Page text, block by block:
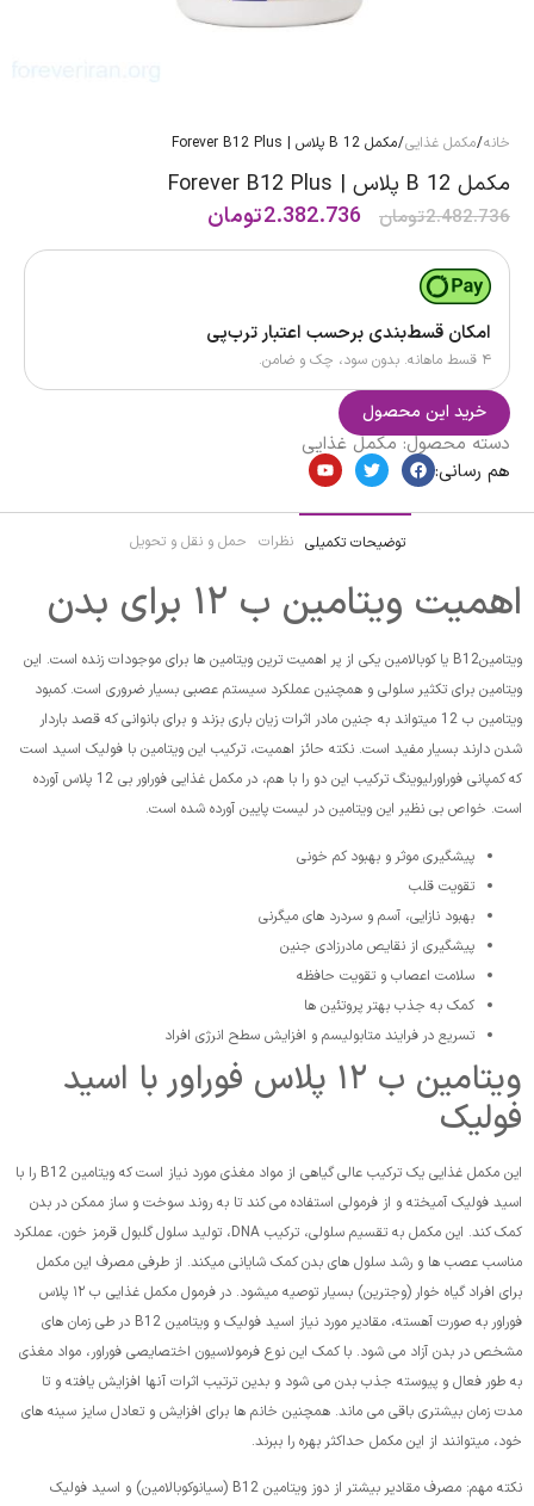
خانه/مکمل غذایی/ مکمل B 12 پلاس | Forever B12 Plus
مکمل B 12 پلاس | Forever B12 Plus
2.482.736تومان 2.382.736تومان
امکان قسط‌بندی برحسب اعتبار ترب‌پی
۴ قسط ماهانه. بدون سود، چک و ضامن.
خرید این محصول
دسته محصول:مکمل غذایی
هم رسانی:
توضیحات تکمیلی نظرات حمل و نقل و تحویل
اهمیت ویتامین ب ۱۲ برای بدن
ویتامینB12 یا کوبالامین یکی از پر اهمیت ترین ویتامین ها برای موجودات زنده است. این
ویتامین برای تکثیر سلولی و همچنین عملکرد سیستم عصبی بسیار ضروری است. کمبود
ویتامین ب 12 میتواند به جنین مادر اثرات زیان باری بزند و برای بانوانی که قصد باردار
شدن دارند بسیار مفید است. نکته حائز اهمیت، ترکیب این ویتامین با فولیک اسید است
که کمپانی فوراورلیوینگ ترکیب این دو را با هم، در مکمل غذایی فوراور بی 12 پلاس آورده
است. خواص بی نظیر این ویتامین در لیست پایین آورده شده است.
پیشگیری موثر و بهبود کم خونی
تقویت قلب
بهبود نازایی، آسم و سردرد های میگرنی
پیشگیری از نقایص مادرزادی جنین
سلامت اعصاب و تقویت حافظه
کمک به جذب بهتر پروتئین ها
تسریع در فرایند متابولیسم و افزایش سطح انرژی افراد
ویتامین ب ۱۲ پلاس فوراور با اسید
فولیک
این مکمل غذایی یک ترکیب عالی گیاهی از مواد مغذی مورد نیاز است که ویتامین B12 را با
اسید فولیک آمیخته و از فرمولی استفاده می کند تا به روند سوخت و ساز ممکن در بدن
کمک کند. این مکمل به تقسیم سلولی، ترکیب DNA، تولید سلول گلبول قرمز خون، عملکرد
مناسب عصب ها و رشد سلول های بدن کمک شایانی میکند. از طرفی مصرف این مکمل
برای افراد گیاه خوار (وجترین) بسیار توصیه میشود. در فرمول مکمل غذایی ب ۱۲ پلاس
فوراور به صورت آهسته، مقادیر مورد نیاز اسید فولیک و ویتامین B12 در طی زمان های
مشخص در بدن آزاد می شود. با کمک این نوع فرمولاسیون اختصایصی فوراور، مواد مغذی
به طور فعال و پیوسته جذب بدن می شود و بدین ترتیب اثرات آنها افزایش یافته و تا
مدت زمان بیشتری باقی می ماند. همچنین خانم ها برای افزایش و تعادل سایز سینه های
خود، میتوانند از این مکمل حداکثر بهره را ببرند.
نکته مهم: مصرف مقادیر بیشتر از دوز ویتامین B12 (سیانوکوبالامین) و اسید فولیک